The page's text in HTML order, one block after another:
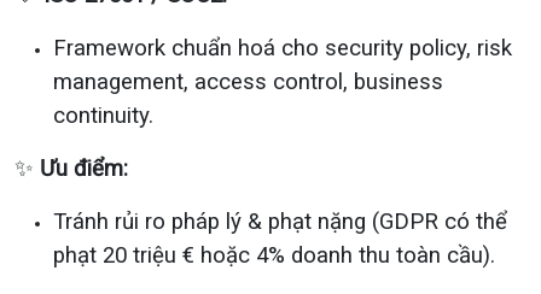
Framework chuẩn hoá cho security policy, risk
management, access control, business
continuity.
✨ Ưu điểm:
Tránh rủi ro pháp lý & phạt nặng (GDPR có thể
phạt 20 triệu € hoặc 4% doanh thu toàn cầu).